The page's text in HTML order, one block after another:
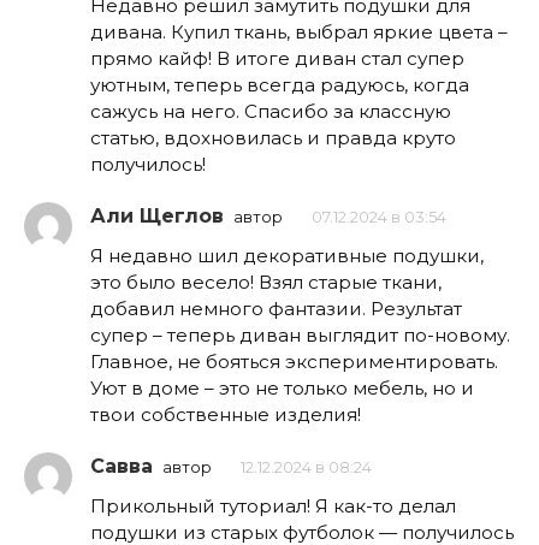
Недавно решил замутить подушки для
дивана. Купил ткань, выбрал яркие цвета –
прямо кайф! В итоге диван стал супер
уютным, теперь всегда радуюсь, когда
сажусь на него. Спасибо за классную
статью, вдохновилась и правда круто
получилось!
Али Щеглов автор 07.12.2024 в 03:54
Я недавно шил декоративные подушки,
это было весело! Взял старые ткани,
добавил немного фантазии. Результат
супер – теперь диван выглядит по-новому.
Главное, не бояться экспериментировать.
Уют в доме – это не только мебель, но и
твои собственные изделия!
Савва автор 12.12.2024 в 08:24
Прикольный туториал! Я как-то делал
подушки из старых футболок — получилось